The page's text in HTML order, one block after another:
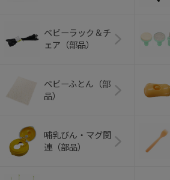
ベビーラック＆チ
ェア（部品）
ベビーふとん（部
品）
哺乳びん・マグ関
連（部品）